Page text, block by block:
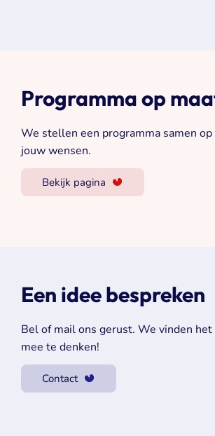
Programma op
We stellen een programma samen op
jouw wensen.
Bekijk pagina
Een idee bespreken
Bel of mail ons gerust. We vinden
mee te denken!
Contact